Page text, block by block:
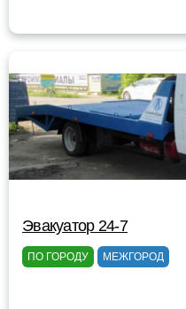
Эвакуатор 24-7
ПО ГОРОДУ МЕЖГОРОД